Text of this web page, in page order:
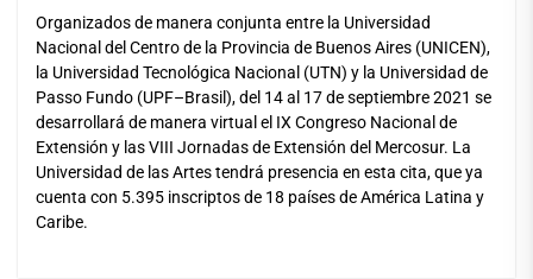
Organizados de manera conjunta entre la Universidad
Nacional del Centro de la Provincia de Buenos Aires (UNICEN),
la Universidad Tecnológica Nacional (UTN) y la Universidad de
Passo Fundo (UPF–Brasil), del 14 al 17 de septiembre 2021 se
desarrollará de manera virtual el IX Congreso Nacional de
Extensión y las VIII Jornadas de Extensión del Mercosur. La
Universidad de las Artes tendrá presencia en esta cita, que ya
cuenta con 5.395 inscriptos de 18 países de América Latina y
Caribe.